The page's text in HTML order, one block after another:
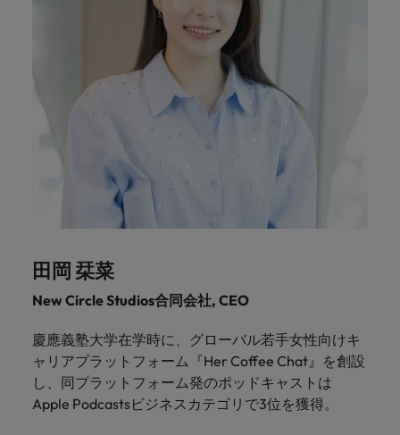
田岡 栞菜
New Circle Studios合同会社, CEO
慶應義塾大学在学時に、グローバル若手女性向けキ
ャリアプラットフォーム『Her Coffee Chat』を創設
し、同プラットフォーム発のポッドキャストは
Apple Podcastsビジネスカテゴリで3位を獲得。